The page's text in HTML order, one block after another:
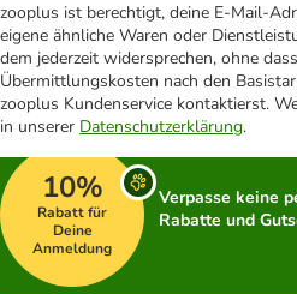
zooplus ist berechtigt, deine E-Mail-
eigene ähnliche Waren oder
dem jederzeit widersprechen, ohne
Übermittlungskosten nach den
zooplus Kundenservice kontaktierst.
in unserer Datenschutzerklärung.
10%
Rabatt für
Deine
Anmeldung
Verpasse keine
Rabatte und